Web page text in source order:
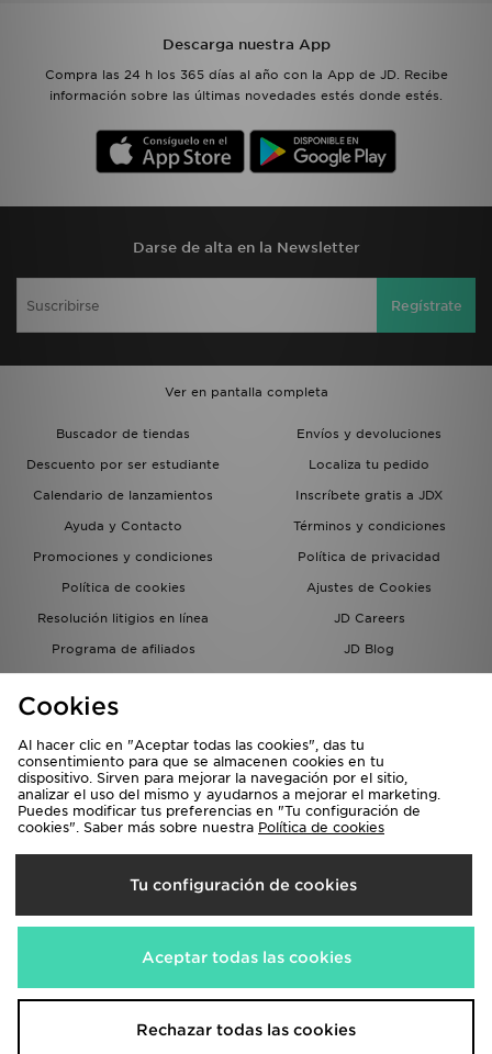
Descarga nuestra App
Compra las 24 h los 365 días al año con la App de JD. Recibe
información sobre las últimas novedades estés donde estés.
Darse de alta en la Newsletter
Regístrate
Ver en pantalla completa
Buscador de tiendas
Envíos y devoluciones
Descuento por ser estudiante
Localiza tu pedido
Calendario de lanzamientos
Inscríbete gratis a JDX
Ayuda y Contacto
Términos y condiciones
Promociones y condiciones
Política de privacidad
Política de cookies
Ajustes de Cookies
Resolución litigios en línea
JD Careers
Programa de afiliados
JD Blog
del grupo JD - Whistleblowing
Selecciona País
España
Aceptamos las siguientes formas de pago
Visita nuestra página corporativa enwww.jdplc.com
Cookies
Al hacer clic en "Aceptar todas las cookies", das tu
consentimiento para que se almacenen cookies en tu
dispositivo. Sirven para mejorar la navegación por el sitio,
analizar el uso del mismo y ayudarnos a mejorar el marketing.
Puedes modificar tus preferencias en "Tu configuración de
cookies". Saber más sobre nuestra Política de cookies
Tu configuración de cookies
Aceptar todas las cookies
Rechazar todas las cookies